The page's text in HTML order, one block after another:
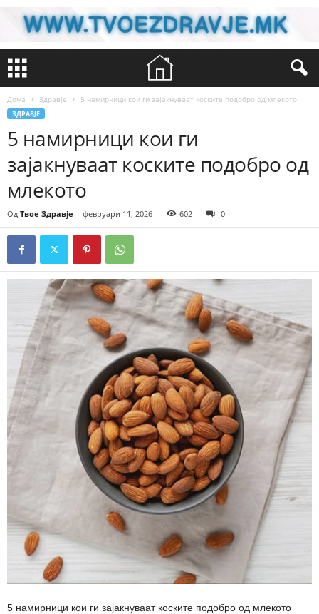
Дома Здравје 5 намирници кои ги зајакнуваат коските подобро од млекото
ЗДРАВЈЕ
5 намирници кои ги
зајакнуваат коските подобро од
млекото
Од Твое Здравје - февруари 11, 2026 602 0
5 намирници кои ги зајакнуваат коските подобро од млекото